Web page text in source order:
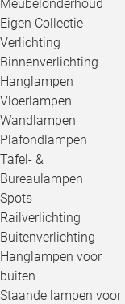
Meubelonderhoud
Eigen Collectie
Verlichting
Binnenverlichting
Hanglampen
Vloerlampen
Wandlampen
Plafondlampen
Tafel- &
Bureaulampen
Spots
Railverlichting
Buitenverlichting
Hanglampen voor
buiten
Staande lampen voor